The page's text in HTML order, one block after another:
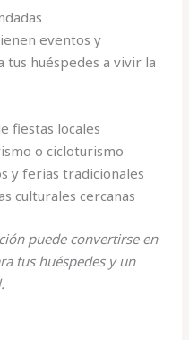
eventos y
tus huéspedes a vivir la
fiestas locales
o cicloturismo
y ferias tradicionales
culturales cercanas
puede convertirse en
tus huéspedes y un